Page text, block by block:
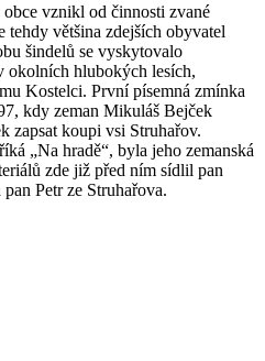
obce vznikl od činnosti zvané
tehdy většina zdejších obyvatel
šindelů se vyskytovalo
okolních hlubokých lesích,
Kostelci. První písemná zmínka
kdy zeman Mikuláš Bejček
zapsat koupi vsi Struhařov.
„Na hradě“, byla jeho zemanská
zde již před ním sídlil pan
Petr ze Struhařova.